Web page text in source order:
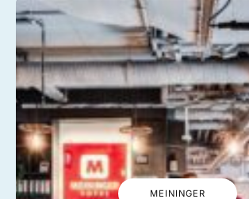
MEININGER